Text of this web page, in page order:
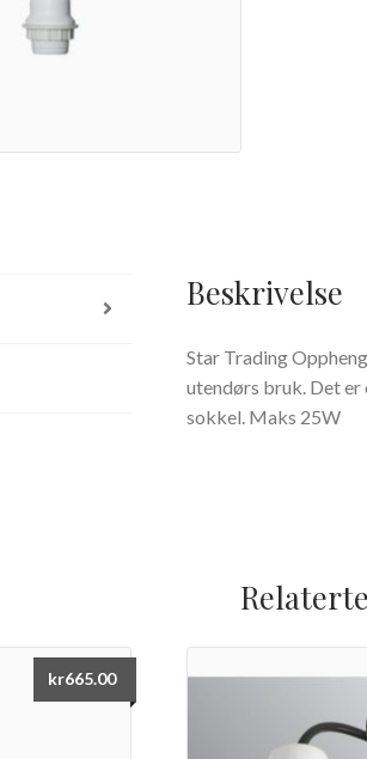
Beskrivelse
Star Trading
utendørs bruk. Det er
sokkel. Maks 25W
kr665.00